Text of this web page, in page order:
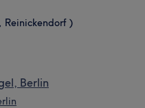
Reinickendorf )
Berlin